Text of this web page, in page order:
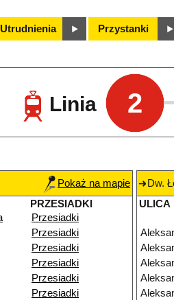
Utrudnienia Przystanki
Linia 2
Pokaż na mapie
PRZESIADKI
Przesiadki
Przesiadki
Przesiadki
Przesiadki
Przesiadki
Przesiadki
Dw.
ULICA